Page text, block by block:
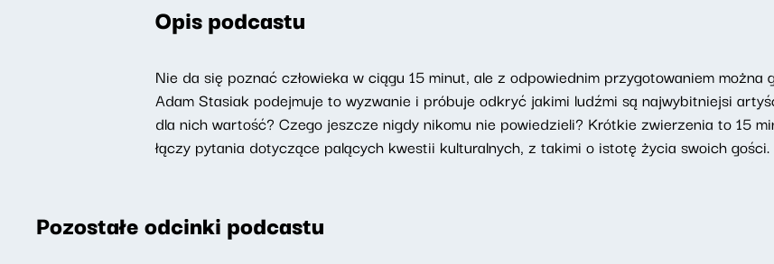
Opis podcastu
Nie da się poznać człowieka w ciągu 15 minut, ale z odpowiednim przygotowaniem
Adam Stasiak podejmuje to wyzwanie i próbuje odkryć jakimi ludźmi są najwybitniejsi
dla nich wartość? Czego jeszcze nigdy nikomu nie powiedzieli? Krótkie zwierzenia to 15
łączy pytania dotyczące palących kwestii kulturalnych, z takimi o istotę życia swoich gości.
Pozostałe odcinki podcastu